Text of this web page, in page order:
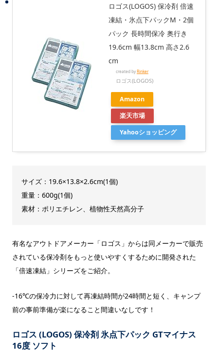
ロゴス(LOGOS) 保冷剤 倍速
凍結・氷点下パックM・2個
パック 長時間保冷 奥行き
19.6cm 幅13.8cm 高さ2.6
cm
created byRinker
ロゴス(LOGOS)
Amazon
楽天市場
Yahooショッピング
サイズ：19.6×13.8×2.6cm(1個)
重量：600g(1個)
素材：ポリエチレン、植物性天然高分子
有名なアウトドアメーカー「ロゴス」からは同メーカーで販売
されている保冷剤をもっと使いやすくするために開発された
「倍速凍結」シリーズをご紹介。
-16℃の保冷力に対して再凍結時間が24時間と短く、キャンプ
前の事前準備が楽になること間違いなしです！
ロゴス (LOGOS) 保冷剤 氷点下パック GTマイナス
16度 ソフト